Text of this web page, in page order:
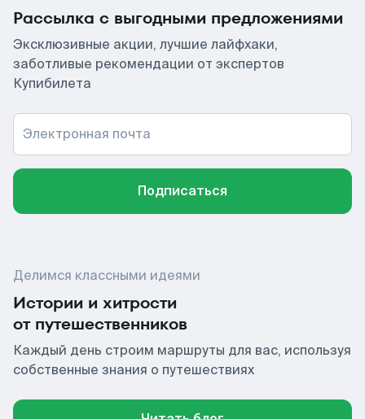
Рассылка с выгодными предложениями
Эксклюзивные акции, лучшие лайфхаки,
заботливые рекомендации от экспертов
Купибилета
Электронная почта
Подписаться
Делимся классными идеями
Истории и хитрости
от путешественников
Каждый день строим маршруты для вас, используя
собственные знания о путешествиях